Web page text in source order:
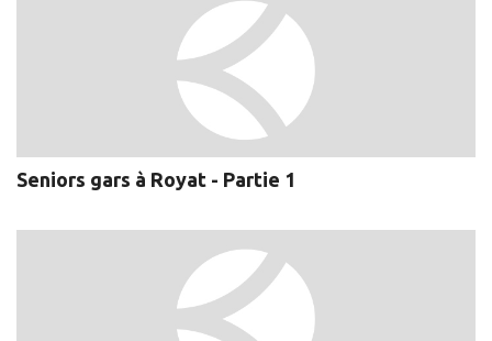
Seniors gars à Royat - Partie 1